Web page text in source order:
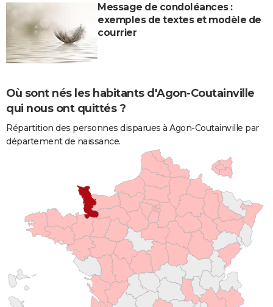
Message de condoléances :
exemples de textes et modèle de
courrier
Où sont nés les habitants d'Agon-Coutainville
qui nous ont quittés ?
Répartition des personnes disparues à Agon-Coutainville par
département de naissance.